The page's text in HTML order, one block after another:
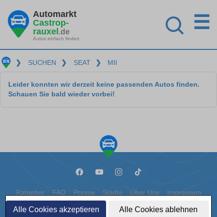
Alle Cookies akzeptieren Alle Cookies ablehnen
Automarkt
Castrop-
rauxel .de
Autos einfach finden
☰
❯ SUCHEN ❯ SEAT ❯ MII
Leider konnten wir derzeit keine passenden Autos finden.
Schauen Sie bald wieder vorbei!
Ratgeber FAQ Presse Städte Über Uns Impressum
Datenschutz Cookies